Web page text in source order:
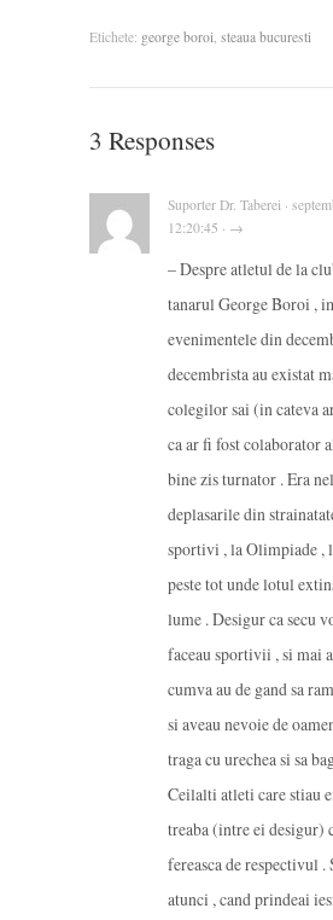
Etichete: george boroi steaua bucuresti
3 Responses
Suporter Dr. Taberei ·
12:20:45 · →
– Despre atletul de la
tanarul George Boroi ,
evenimentele din
decembrista au existat
colegilor sai (in cateva
ca ar fi fost colaborator
bine zis turnator . Era
deplasarile din
sportivi , la Olimpiade ,
peste tot unde lotul
lume . Desigur ca secu
faceau sportivii , si mai
cumva au de gand sa
si aveau nevoie de
traga cu urechea si sa
Ceilalti atleti care stiau
treaba (intre ei desigur)
fereasca de respectivul
atunci , cand prindeai